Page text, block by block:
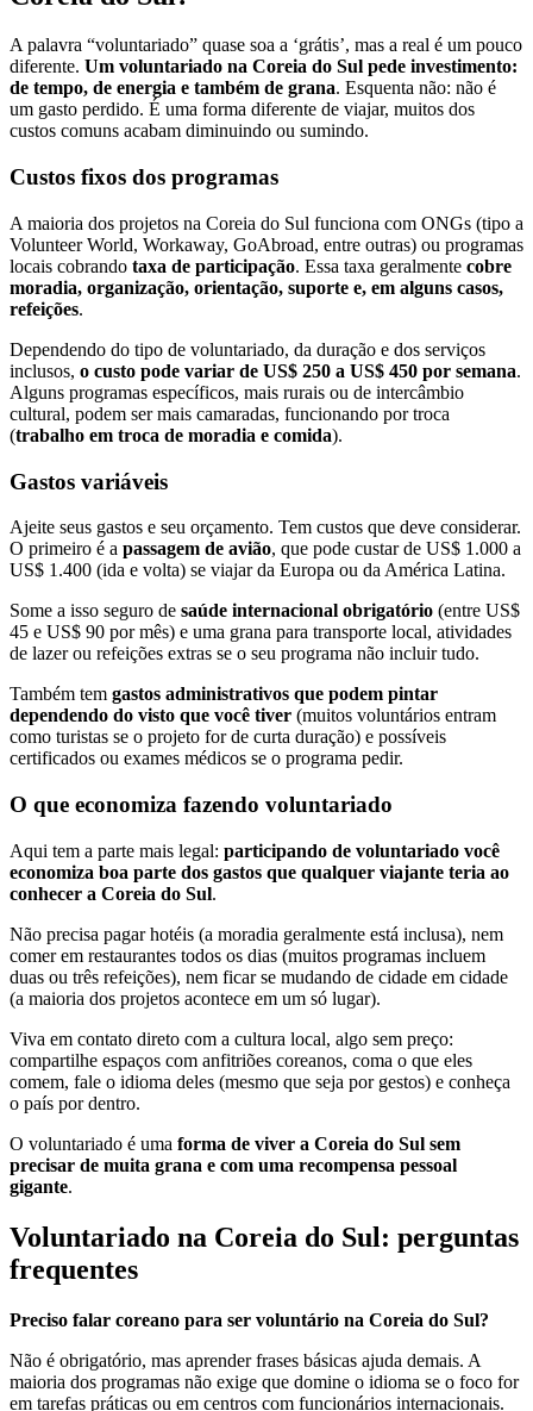
A palavra “voluntariado” quase soa a ‘grátis’, mas a real é um pouco
diferente. Um voluntariado na Coreia do Sul pede investimento:
de tempo, de energia e também de grana. Esquenta não: não é
um gasto perdido. É uma forma diferente de viajar, muitos dos
custos comuns acabam diminuindo ou sumindo.
Custos fixos dos programas
A maioria dos projetos na Coreia do Sul funciona com ONGs (tipo a
Volunteer World, Workaway, GoAbroad, entre outras) ou programas
locais cobrando taxa de participação. Essa taxa geralmente cobre
moradia, organização, orientação, suporte e, em alguns casos,
refeições.
Dependendo do tipo de voluntariado, da duração e dos serviços
inclusos, o custo pode variar de US$ 250 a US$ 450 por semana.
Alguns programas específicos, mais rurais ou de intercâmbio
cultural, podem ser mais camaradas, funcionando por troca
(trabalho em troca de moradia e comida).
Gastos variáveis
Ajeite seus gastos e seu orçamento. Tem custos que deve considerar.
O primeiro é a passagem de avião, que pode custar de US$ 1.000 a
US$ 1.400 (ida e volta) se viajar da Europa ou da América Latina.
Some a isso seguro de saúde internacional obrigatório (entre US$
45 e US$ 90 por mês) e uma grana para transporte local, atividades
de lazer ou refeições extras se o seu programa não incluir tudo.
Também tem gastos administrativos que podem pintar
dependendo do visto que você tiver (muitos voluntários entram
como turistas se o projeto for de curta duração) e possíveis
certificados ou exames médicos se o programa pedir.
O que economiza fazendo voluntariado
Aqui tem a parte mais legal: participando de voluntariado você
economiza boa parte dos gastos que qualquer viajante teria ao
conhecer a Coreia do Sul.
Não precisa pagar hotéis (a moradia geralmente está inclusa), nem
comer em restaurantes todos os dias (muitos programas incluem
duas ou três refeições), nem ficar se mudando de cidade em cidade
(a maioria dos projetos acontece em um só lugar).
Viva em contato direto com a cultura local, algo sem preço:
compartilhe espaços com anfitriões coreanos, coma o que eles
comem, fale o idioma deles (mesmo que seja por gestos) e conheça
o país por dentro.
O voluntariado é uma forma de viver a Coreia do Sul sem
precisar de muita grana e com uma recompensa pessoal
gigante.
Voluntariado na Coreia do Sul: perguntas
frequentes
Preciso falar coreano para ser voluntário na Coreia do Sul?
Não é obrigatório, mas aprender frases básicas ajuda demais. A
maioria dos programas não exige que domine o idioma se o foco for
em tarefas práticas ou em centros com funcionários internacionais.